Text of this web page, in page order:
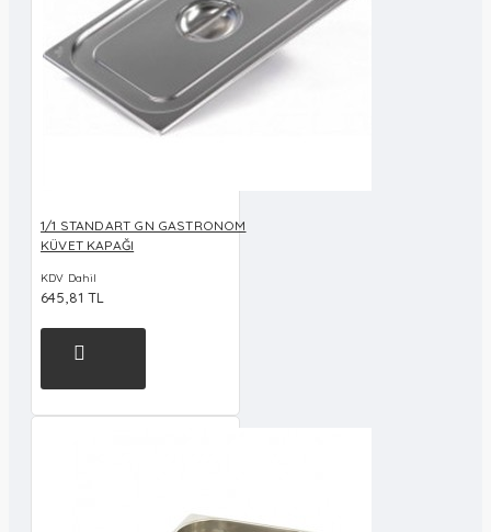
1/1 STANDART GN GASTRONOM
KÜVET KAPAĞI
KDV Dahil
645,81 TL